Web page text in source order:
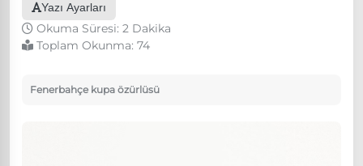
Yazı Ayarları
Okuma Süresi: 2 Dakika
Toplam Okunma: 74
Fenerbahçe kupa özürlüsü